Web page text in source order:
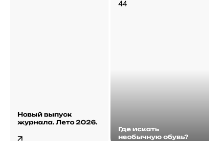
Новый выпуск
журнала. Лето 2026.
Где искать
необычную обувь?